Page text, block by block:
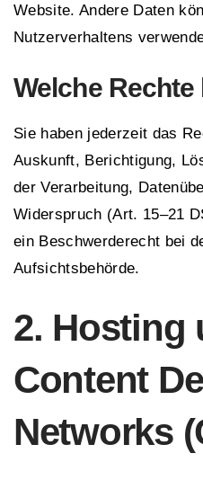
Website. Andere Daten
Nutzerverhaltens
Welche Rechte
Sie haben jederzeit das
Auskunft, Berichtigung,
der Verarbeitung,
Widerspruch (Art. 15–21
ein Beschwerderecht bei
Aufsichtsbehörde.
2. Hosting
Content
Networks